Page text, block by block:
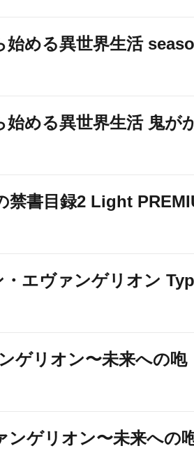
始める異世界生活
始める異世界生活 鬼が
禁書目録2 Light
エヴァンゲリオン
ゲリオン〜未来への咆
ンゲリオン〜未来への